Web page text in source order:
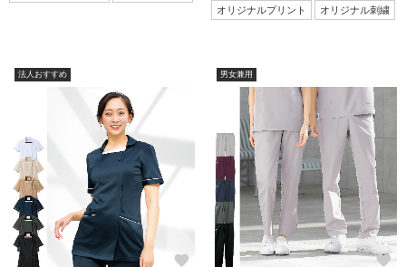
オリジナルプリント オリジナル刺繍
法人おすすめ
favorite
男女兼用
favorite